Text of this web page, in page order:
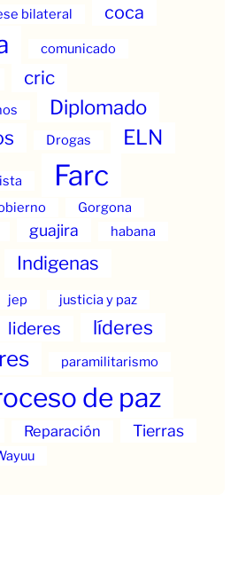
bilateral coca
comunicado
cric
Diplomado
Drogas ELN
Farc
Gorgona
guajira habana
Indigenas
jep justicia y paz
lideres líderes
paramilitarismo
de paz
Reparación
Tierras